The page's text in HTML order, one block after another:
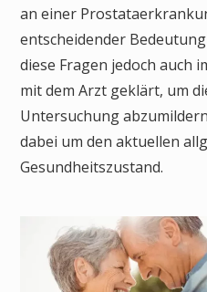
an einer
entscheidender
diese Fragen jedoch auch
mit dem Arzt geklärt, um
Untersuchung
dabei um den aktuellen
Gesundheitszustand.